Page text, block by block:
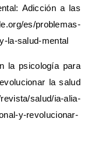
Adicción a las
es/problemas-
la-salud-mental
la psicología para
la salud
salud/ia-alia-
y-revolucionar-